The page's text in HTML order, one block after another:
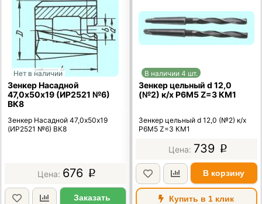
Нет в наличии
Зенкер Насадной
47,0х50х19 (ИР2521 №6)
ВК8
Зенкер Насадной 47,0х50х19
(ИР2521 №6) ВК8
676 p
Заказать
В наличии 4 шт.
Зенкер цельный d 12,0
(№2) к/х Р6М5 Z=3 КМ1
Зенкер цельный d 12,0 (№2) к/х
Р6М5 Z=3 КМ1
739 p
В корзину
Купить в 1 клик